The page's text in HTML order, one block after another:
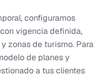
configuramos
vigencia definida,
zonas de turismo. Para
de planes y
a tus clientes